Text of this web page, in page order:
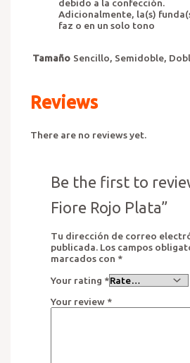
debido a la confección.
Adicionalmente, la(s)
faz o en un solo tono
Tamaño Sencillo, Semidoble,
Reviews
There are no reviews yet.
Be the first to
Fiore Rojo Plata”
Tu dirección de correo
publicada. Los campos
marcados con *
Your rating *
Your review *